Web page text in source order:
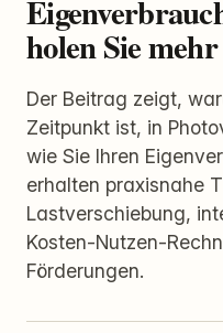
holen Sie
Der Beitrag zeigt,
Zeitpunkt ist, in
wie Sie Ihren
erhalten praxisnahe
Lastverschiebung,
Kosten-Nutzen-
Förderungen.